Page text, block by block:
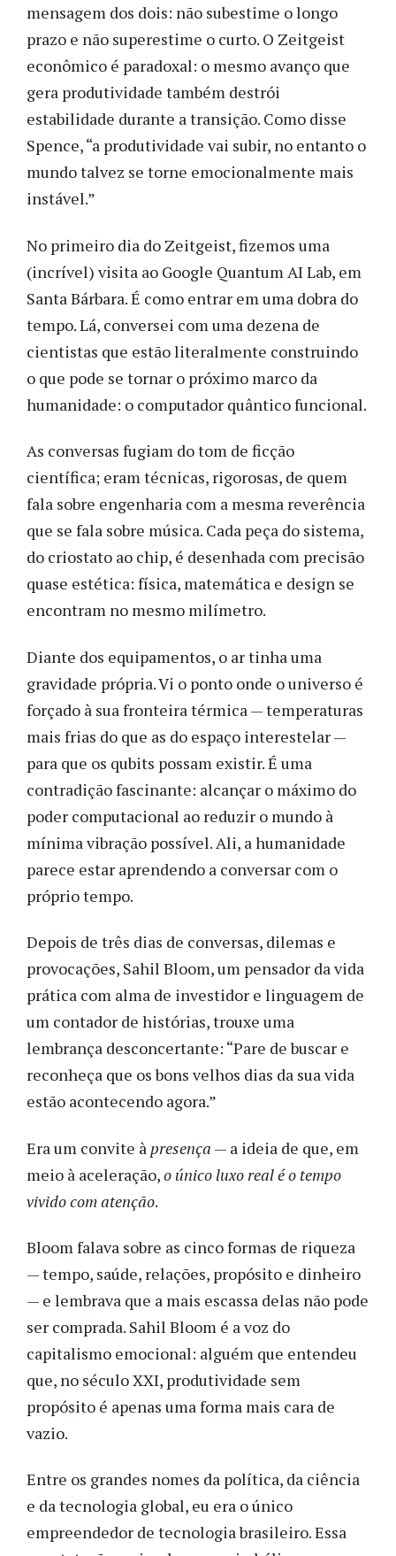
mensagem dos dois: não subestime o longo
prazo e não superestime o curto. O Zeitgeist
econômico é paradoxal: o mesmo avanço que
gera produtividade também destrói
estabilidade durante a transição. Como disse
Spence, “a produtividade vai subir, no entanto o
mundo talvez se torne emocionalmente mais
instável.”
No primeiro dia do Zeitgeist, fizemos uma
(incrível) visita ao Google Quantum AI Lab, em
Santa Bárbara. É como entrar em uma dobra do
tempo. Lá, conversei com uma dezena de
cientistas que estão literalmente construindo
o que pode se tornar o próximo marco da
humanidade: o computador quântico funcional.
As conversas fugiam do tom de ficção
científica; eram técnicas, rigorosas, de quem
fala sobre engenharia com a mesma reverência
que se fala sobre música. Cada peça do sistema,
do criostato ao chip, é desenhada com precisão
quase estética: física, matemática e design se
encontram no mesmo milímetro.
Diante dos equipamentos, o ar tinha uma
gravidade própria. Vi o ponto onde o universo é
forçado à sua fronteira térmica — temperaturas
mais frias do que as do espaço interestelar —
para que os qubits possam existir. É uma
contradição fascinante: alcançar o máximo do
poder computacional ao reduzir o mundo à
mínima vibração possível. Ali, a humanidade
parece estar aprendendo a conversar com o
próprio tempo.
Depois de três dias de conversas, dilemas e
provocações, Sahil Bloom, um pensador da vida
prática com alma de investidor e linguagem de
um contador de histórias, trouxe uma
lembrança desconcertante: “Pare de buscar e
reconheça que os bons velhos dias da sua vida
estão acontecendo agora.”
Era um convite à presença — a ideia de que, em
meio à aceleração,o único luxo real é o tempo
vivido com atenção.
Bloom falava sobre as cinco formas de riqueza
— tempo, saúde, relações, propósito e dinheiro
— e lembrava que a mais escassa delas não pode
ser comprada. Sahil Bloom é a voz do
capitalismo emocional: alguém que entendeu
que, no século XXI, produtividade sem
propósito é apenas uma forma mais cara de
vazio.
Entre os grandes nomes da política, da ciência
e da tecnologia global, eu era o único
empreendedor de tecnologia brasileiro. Essa